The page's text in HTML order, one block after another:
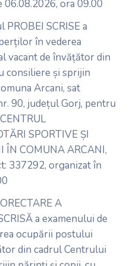
06.08.2026, ora 09.00
SCRISE a
în vederea
vacant de învățător din
consiliere și sprijin
Arcani, sat
90, județul Gorj, pentru
SPORTIVE ȘI
ÎN COMUNA ARCANI,
337292, organizat în
A
a examenului de
ocupării postului
din cadrul Centrului